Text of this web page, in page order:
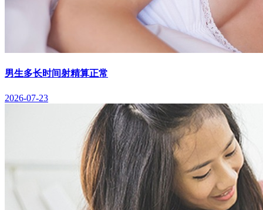
男生多长时间射精算正常
2026-07-23